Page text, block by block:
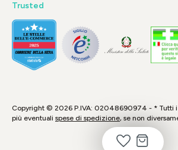
Trusted
Copyright © 2026 P.IVA: 02048690974 - * Tutti
più eventuali spese di spedizione, se non